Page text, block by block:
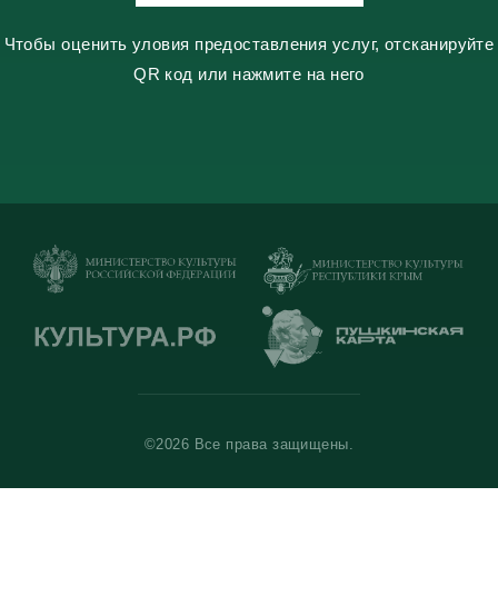
Чтобы оценить уловия предоставления услуг, отсканируйте
QR код или нажмите на него
©2026 Все права защищены.